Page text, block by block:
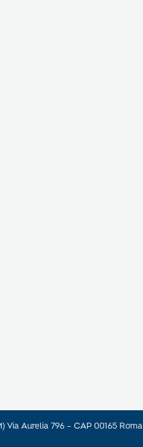
Via Aurelia 796 – CAP 00165 Roma